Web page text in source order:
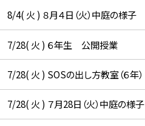
8/4( 火 ) ８月４日（火）中庭の様子
7/28( 火 ) ６年生 公開授業
7/28( 火 ) SOSの出し方教室（６年）
7/28( 火 ) ７月28日（火）中庭の様子